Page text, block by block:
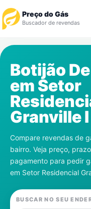
Preço do Gás
Buscador de revendas
Revendedor
Notícias
Cadastre-se
Gás
Botijão
em Setor
Granville I
Compare revendas de
bairro. Veja preço,
pagamento para pedir
em Setor Residencial
BUSCAR NO SEU